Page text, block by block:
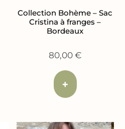
Collection Bohème – Sac
Cristina à franges –
Bordeaux
80,00€